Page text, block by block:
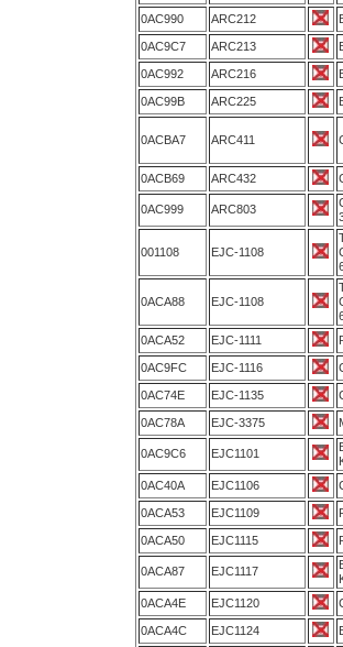
0AC990 ARC212
0AC9C7 ARC213
0AC992 ARC216
0AC99B ARC225
0ACBA7 ARC411
0ACB69 ARC432
0AC999 ARC803
001108 EJC-1108
0ACA88 EJC-1108
0ACA52 EJC-1111
0AC9FC EJC-1116
0AC74E EJC-1135
0AC78A EJC-3375
0AC9C6 EJC1101
0AC40A EJC1106
0ACA53 EJC1109
0ACA50 EJC1115
0ACA87 EJC1117
0ACA4E EJC1120
0ACA4C EJC1124